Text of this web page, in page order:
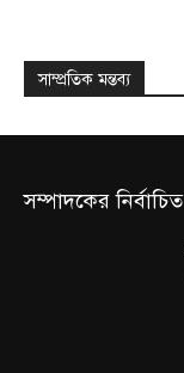
সাম্প্রতিক মন্তব্য
সম্পাদকের নির্বাচিত